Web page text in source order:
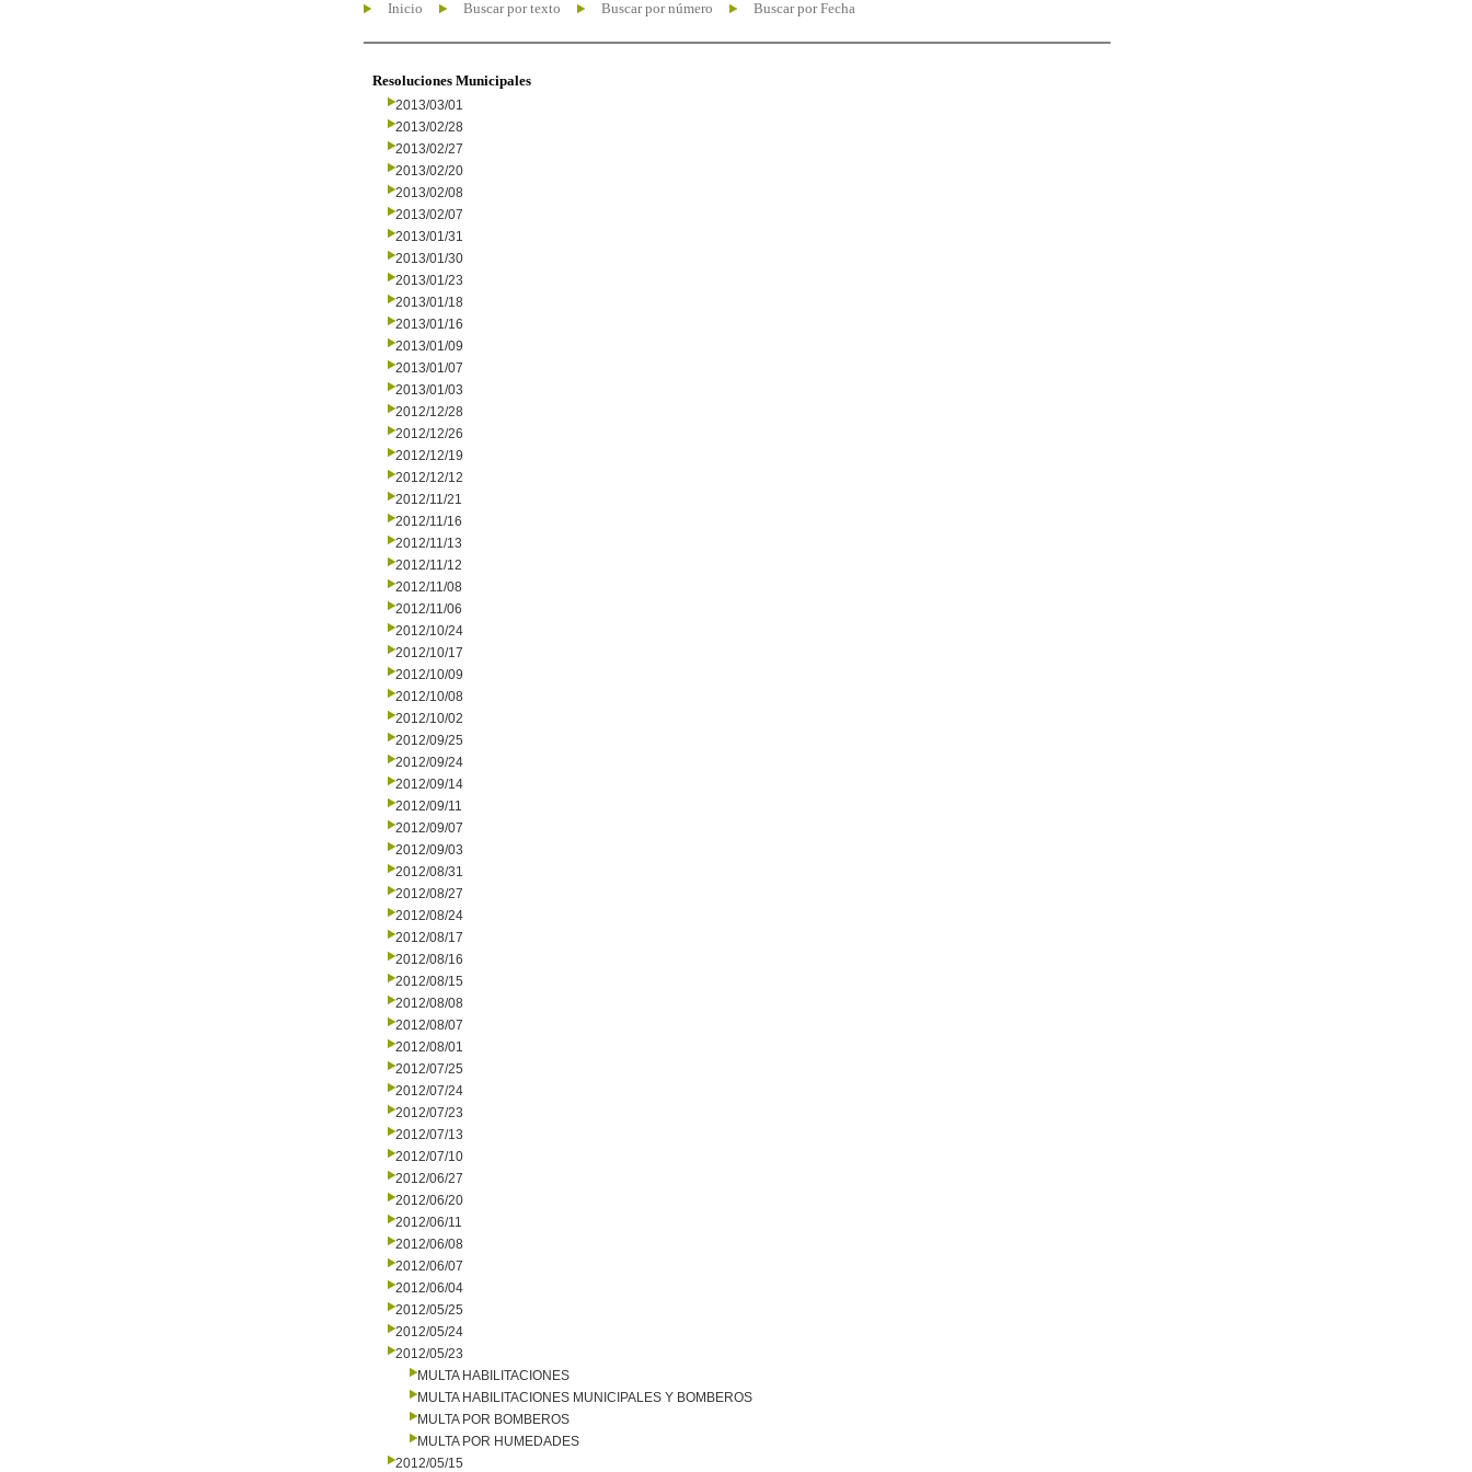
Inicio Buscar por texto Buscar por número Buscar por Fecha
Resoluciones Municipales
2013/03/01
2013/02/28
2013/02/27
2013/02/20
2013/02/08
2013/02/07
2013/01/31
2013/01/30
2013/01/23
2013/01/18
2013/01/16
2013/01/09
2013/01/07
2013/01/03
2012/12/28
2012/12/26
2012/12/19
2012/12/12
2012/11/21
2012/11/16
2012/11/13
2012/11/12
2012/11/08
2012/11/06
2012/10/24
2012/10/17
2012/10/09
2012/10/08
2012/10/02
2012/09/25
2012/09/24
2012/09/14
2012/09/11
2012/09/07
2012/09/03
2012/08/31
2012/08/27
2012/08/24
2012/08/17
2012/08/16
2012/08/15
2012/08/08
2012/08/07
2012/08/01
2012/07/25
2012/07/24
2012/07/23
2012/07/13
2012/07/10
2012/06/27
2012/06/20
2012/06/11
2012/06/08
2012/06/07
2012/06/04
2012/05/25
2012/05/24
2012/05/23
MULTA HABILITACIONES
MULTA HABILITACIONES MUNICIPALES Y BOMBEROS
MULTA POR BOMBEROS
MULTA POR HUMEDADES
2012/05/15